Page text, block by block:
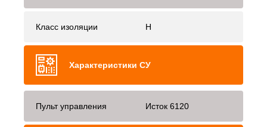
Класс изоляции H
Характеристики СУ
Пульт управления Исток 6120